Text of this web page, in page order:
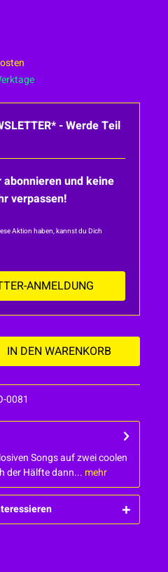
- Werde Teil
und keine
verpassen!
Aktion haben, kannst du Dich
ANMELDUNG
IN DEN WARENKORB
0081
Songs auf zwei coolen
der Hälfte dann... mehr